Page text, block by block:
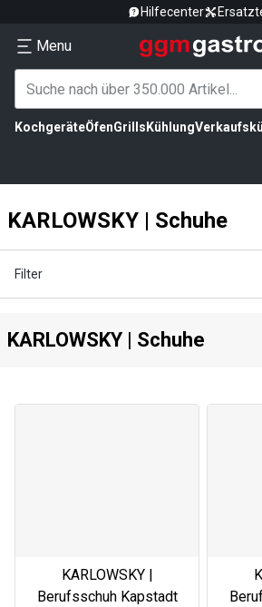
Hilfecenter
Menu
KochgeräteÖfenGrills Kühlung
KARLOWSKY | Schuhe
Filter
KARLOWSKY | Schuhe
KARLOWSKY |
Berufsschuh Kapstadt